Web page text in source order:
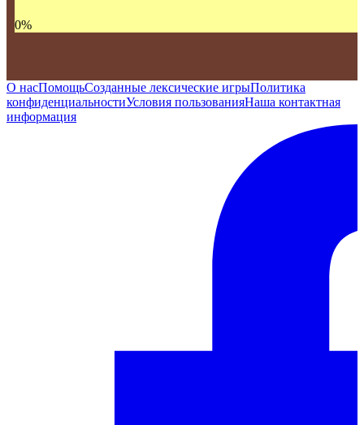
0%
О насПомощьСозданные лексические игрыПолитика
конфиденциальностиУсловия пользованияНаша контактная
информация